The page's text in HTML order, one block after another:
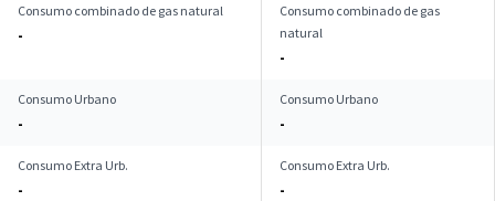
Consumo combinado de gas natural
-
Consumo combinado de gas
natural
-
Consumo Urbano
-
Consumo Urbano
-
Consumo Extra Urb.
-
Consumo Extra Urb.
-